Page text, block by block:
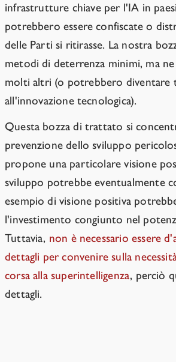
infrastrutture chiave per l'IA in
potrebbero essere confiscate o
delle Parti si ritirasse. La nostra
metodi di deterrenza minimi, ma
molti altri (o potrebbero diventare
all'innovazione tecnologica).
Questa bozza di trattato si
prevenzione dello sviluppo
propone una particolare visione
sviluppo potrebbe eventualmente
esempio di visione positiva
l'investimento congiunto nel
Tuttavia, non è necessario essere
dettagli per convenire sulla
corsa alla superintelligenza, perciò
dettagli.